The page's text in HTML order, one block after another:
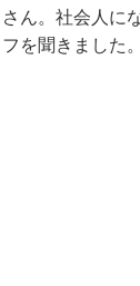
さん。社会人に
フを聞きました